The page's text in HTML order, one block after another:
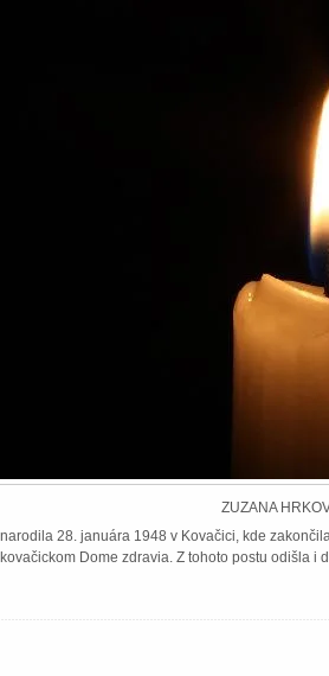
ZUZANA
28. januára 1948 v Kovačici, kde
Dome zdravia. Z tohoto postu odišla i